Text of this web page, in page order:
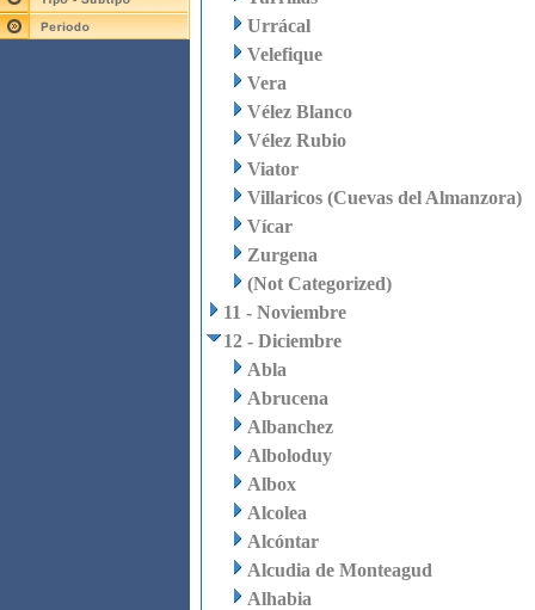
Urrácal
Velefique
Vera
Vélez Blanco
Vélez Rubio
Viator
Villaricos (Cuevas del Almanzora)
Vícar
Zurgena
(Not Categorized)
11 - Noviembre
12 - Diciembre
Abla
Abrucena
Albanchez
Alboloduy
Albox
Alcolea
Alcóntar
Alcudia de Monteagud
Alhabia